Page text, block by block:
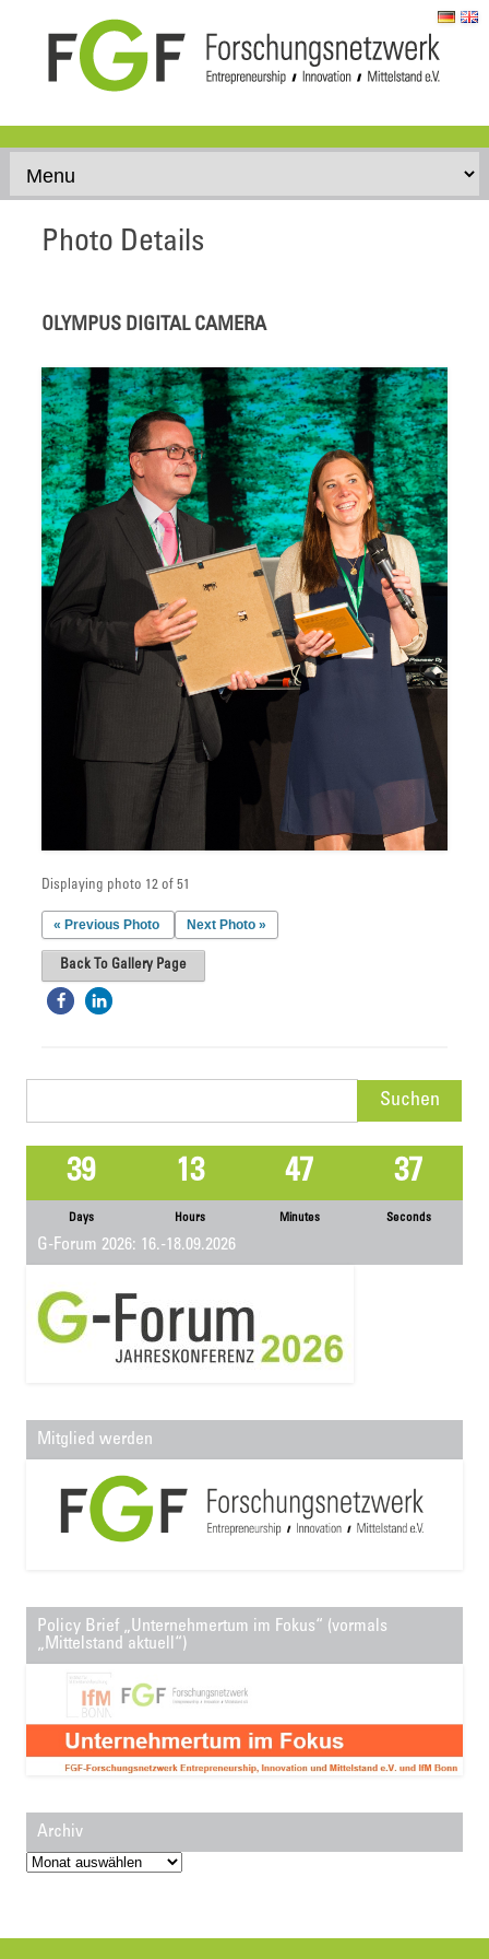
Skip to content
Photo Details
OLYMPUS DIGITAL CAMERA
Displaying photo 12 of 51
« Previous Photo Next Photo »
Back To Gallery Page
39
Days
13
Hours
47
Minutes
37
Seconds
G-Forum 2026: 16.-18.09.2026
Mitglied werden
Policy Brief „Unternehmertum im Fokus“ (vormals
„Mittelstand aktuell“)
Archiv
Archiv